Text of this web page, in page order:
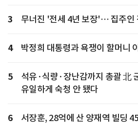
3 무너진 '전세 4년 보장'… 집주인
4 박정희 대통령과 욕쟁이 할머니
5
석유·식량·장난감까지 총괄 北
유일하게 숙청 안 됐다
6 서장훈, 28억에 산 양재역 빌딩